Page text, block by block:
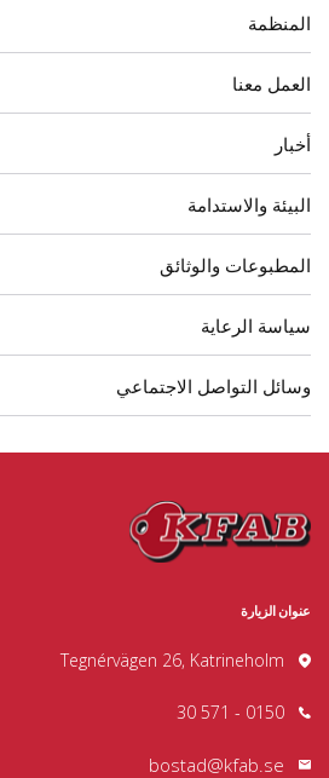
المنظمة
العمل معنا
أخبار
البيئة والاستدامة
المطبوعات والوثائق
سياسة الرعاية
وسائل التواصل الاجتماعي
عنوان الزيارة
Tegnérvägen 26, Katrineholm
0150 - 571 30
bostad@kfab.se